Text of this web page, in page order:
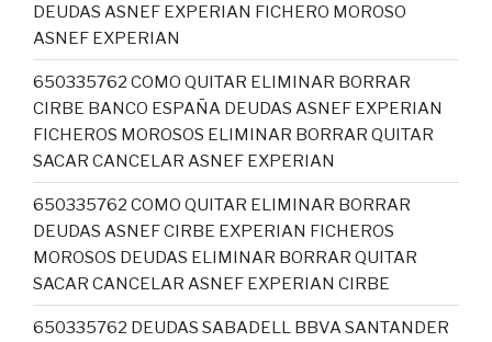
DEUDAS ASNEF EXPERIAN FICHERO MOROSO
ASNEF EXPERIAN
650335762 COMO QUITAR ELIMINAR BORRAR
CIRBE BANCO ESPAÑA DEUDAS ASNEF EXPERIAN
FICHEROS MOROSOS ELIMINAR BORRAR QUITAR
SACAR CANCELAR ASNEF EXPERIAN
650335762 COMO QUITAR ELIMINAR BORRAR
DEUDAS ASNEF CIRBE EXPERIAN FICHEROS
MOROSOS DEUDAS ELIMINAR BORRAR QUITAR
SACAR CANCELAR ASNEF EXPERIAN CIRBE
650335762 DEUDAS SABADELL BBVA SANTANDER